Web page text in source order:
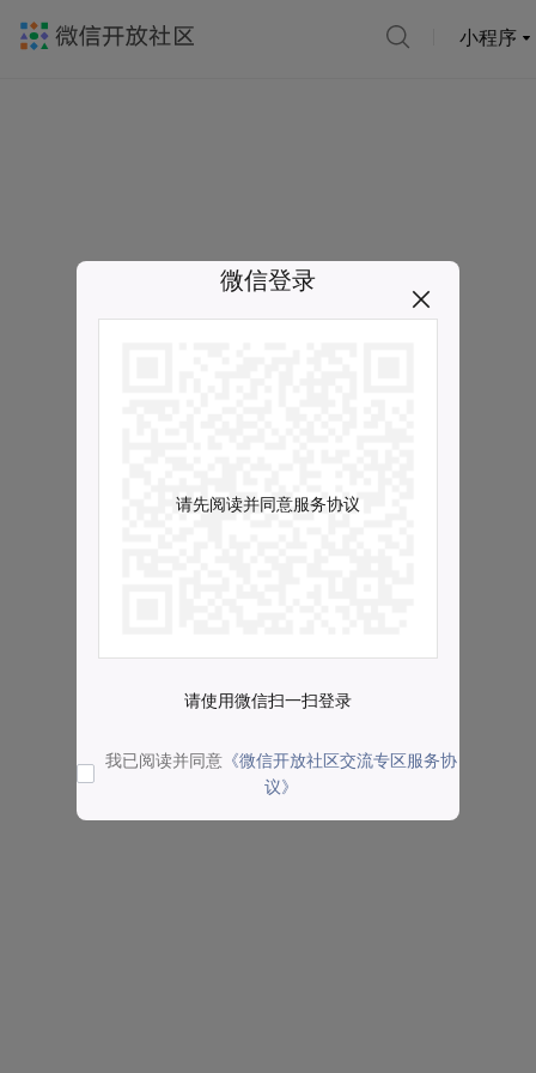
小程序
微信登录
请先阅读并同意服务协议
请使用微信扫一扫登录
我已阅读并同意 《微信开放社区交流专区服务协
议》